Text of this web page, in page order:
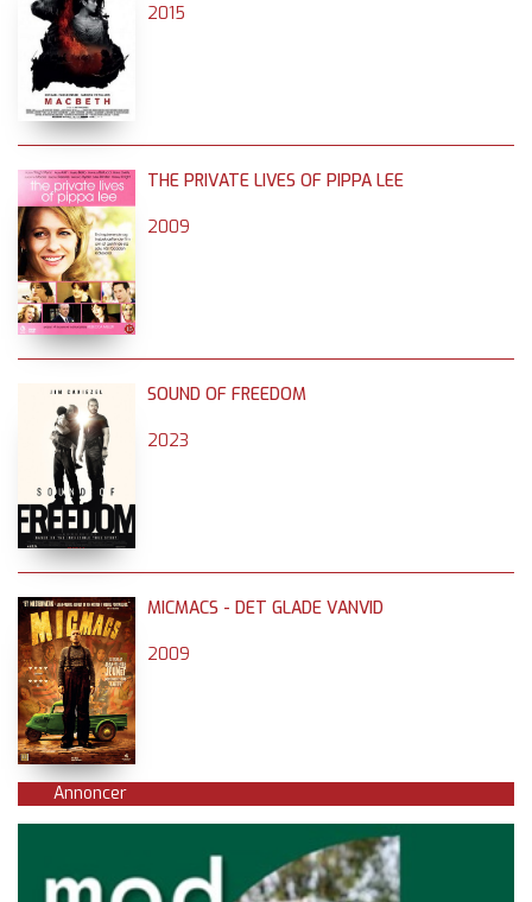
2015
THE PRIVATE LIVES OF PIPPA LEE
2009
SOUND OF FREEDOM
2023
MICMACS - DET GLADE VANVID
2009
Annoncer